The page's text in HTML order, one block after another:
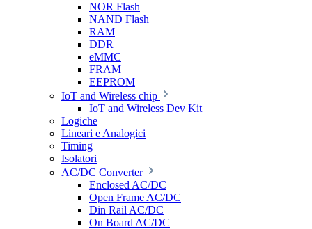
NOR Flash
NAND Flash
RAM
DDR
eMMC
FRAM
EEPROM
IoT and Wireless chip
IoT and Wireless Dev Kit
Logiche
Lineari e Analogici
Timing
Isolatori
AC/DC Converter
Enclosed AC/DC
Open Frame AC/DC
Din Rail AC/DC
On Board AC/DC